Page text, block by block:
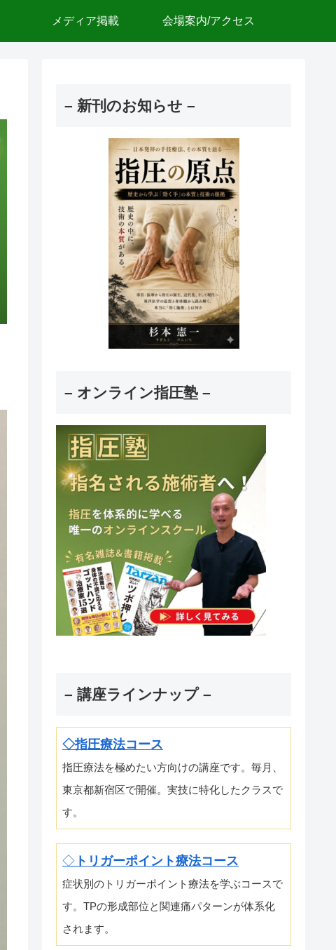
メディア掲載 会場案内/アクセス
– 新刊のお知らせ –
– オンライン指圧塾 –
– 講座ラインナップ –
◇指圧療法コース
指圧療法を極めたい方向けの講座です。毎月、
東京都新宿区で開催。実技に特化したクラスで
す。
◇ トリガーポイント療法コース
症状別のトリガーポイント療法を学ぶコースで
す。TPの形成部位と関連痛パターンが体系化
されます。